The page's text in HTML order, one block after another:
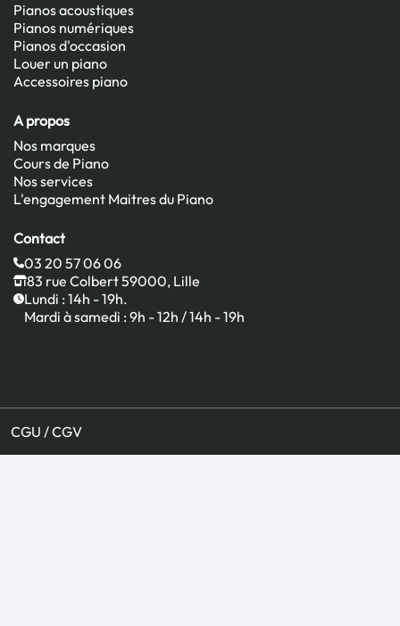
Pianos acoustiques
Pianos numériques
Pianos d'occasion
Louer un piano
Accessoires piano
A propos
Nos marques
Cours de Piano
Nos services
L'engagement Maitres du Piano
Contact
03 20 57 06 06
83 rue Colbert 59000, Lille
Lundi : 14h - 19h.
Mardi à samedi : 9h - 12h / 14h - 19h
CGU / CGV